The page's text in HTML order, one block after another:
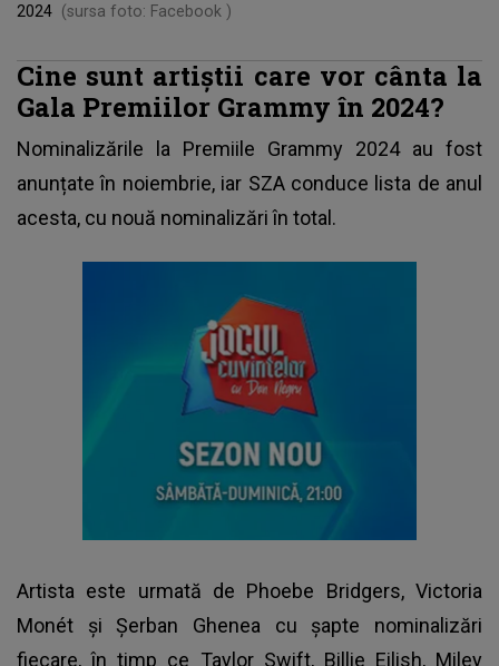
2024 (sursa foto: Facebook )
Cine sunt artiștii care vor cânta la
Gala Premiilor Grammy în 2024?
Nominalizările la Premiile Grammy 2024 au fost
anunțate în noiembrie, iar SZA conduce lista de anul
acesta, cu nouă nominalizări în total.
Artista este urmată de Phoebe Bridgers, Victoria
Monét și Șerban Ghenea cu șapte nominalizări
fiecare, în timp ce Taylor Swift, Billie Eilish, Miley